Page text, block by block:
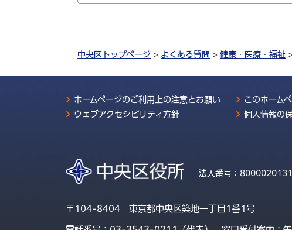
中央区トップページ > よくある質問 > 健康・医療・福祉
ホームページのご利用上の注意とお願い このホーム
ウェブアクセシビリティ方針
個人情報の
法人番号：
〒104-8404 東京都中央区築地一丁目1番1号